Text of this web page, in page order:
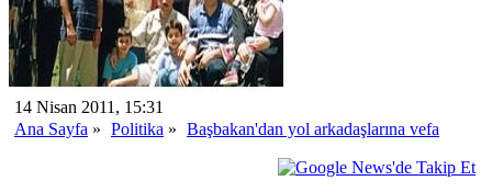
14 Nisan 2011, 15:31
Ana Sayfa » Politika » Başbakan'dan yol arkadaşlarına vefa